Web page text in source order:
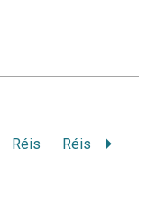
Réis Réis